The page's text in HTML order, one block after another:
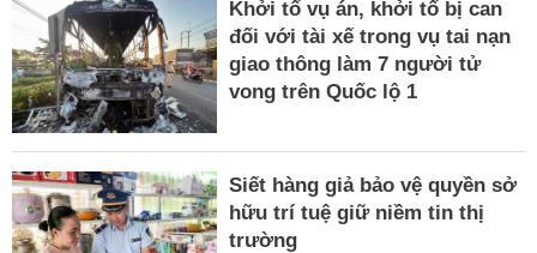
Khởi tố vụ án, khởi tố bị can
đối với tài xế trong vụ tai nạn
giao thông làm 7 người tử
vong trên Quốc lộ 1
Siết hàng giả bảo vệ quyền sở
hữu trí tuệ giữ niềm tin thị
trường